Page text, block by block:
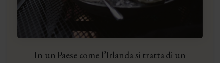
In un Paese come l’Irlanda si tratta di un